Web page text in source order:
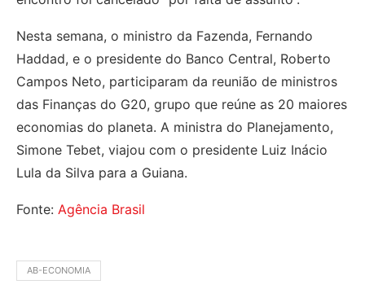
Nesta semana, o ministro da Fazenda, Fernando
Haddad, e o presidente do Banco Central, Roberto
Campos Neto, participaram da reunião de ministros
das Finanças do G20, grupo que reúne as 20 maiores
economias do planeta. A ministra do Planejamento,
Simone Tebet, viajou com o presidente Luiz Inácio
Lula da Silva para a Guiana.
Fonte: Agência Brasil
AB-ECONOMIA